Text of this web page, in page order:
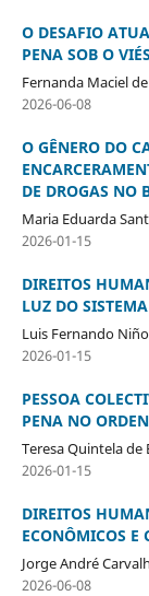
O DESAFIO
PENA SOB O
Fernanda Maciel
2026-06-08
O GÊNERO DO
DE DROGAS NO
Maria Eduarda
2026-01-15
DIREITOS
LUZ DO
Luis Fernando Niño
2026-01-15
PESSOA
PENA NO
Teresa Quintela de
2026-01-15
DIREITOS
ECONÔMICOS E
Jorge André
2026-06-08